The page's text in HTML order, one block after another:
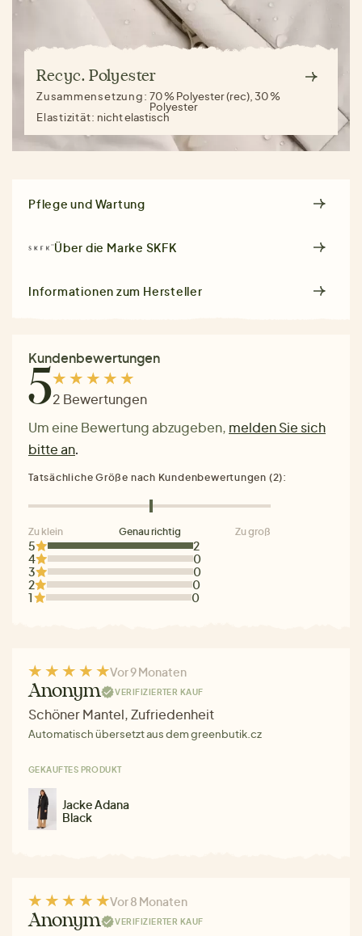
Recyc. Polyester
Zusammensetzung:70 % Polyester (rec), 30 %
Polyester
Elastizität: nicht elastisch
Pflege und Wartung
Über die Marke SKFK
Informationen zum Hersteller
Kundenbewertungen
52 Bewertungen
Um eine Bewertung abzugeben, melden Sie sich
bitte an.
5
2
4
0
3
0
2
0
1
0
Tatsächliche Größe nach Kundenbewertungen (2):
Zu klein Genau richtig Zu groß
Vor 9 Monaten
Anonym VERIFIZIERTER KAUF
Schöner Mantel, Zufriedenheit
Automatisch übersetzt aus dem greenbutik.cz
GEKAUFTES PRODUKT
Jacke Adana
Black
Vor 8 Monaten
Anonym VERIFIZIERTER KAUF